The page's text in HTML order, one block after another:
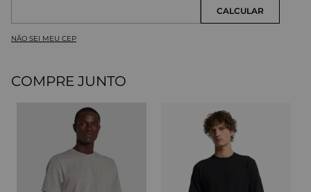
NÃO SEI MEU CEP
COMPRE JUNTO